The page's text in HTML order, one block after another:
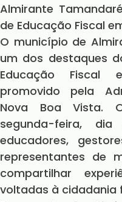
Almirante
de Educação Fiscal
O município de
um dos destaques
Educação Fiscal
promovido pela
Nova Boa Vista.
segunda-feira,
educadores,
representantes de
compartilhar
voltadas à cidadania